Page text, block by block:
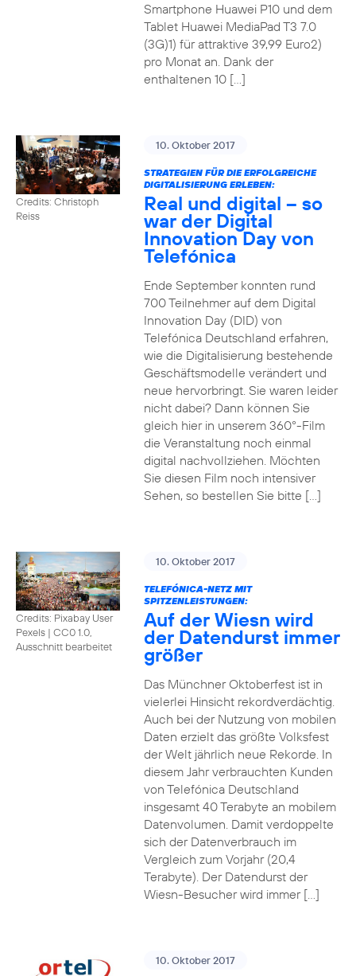
Smartphone Huawei P10 und dem
Tablet Huawei MediaPad T3 7.0
(3G)1) für attraktive 39,99 Euro2)
pro Monat an. Dank der
enthaltenen 10 […]
Credits: Christoph
Reiss
10. Oktober 2017
STRATEGIEN FÜR DIE ERFOLGREICHE
DIGITALISIERUNG ERLEBEN:
Real und digital – so
war der Digital
Innovation Day von
Telefónica
Ende September konnten rund
700 Teilnehmer auf dem Digital
Innovation Day (DID) von
Telefónica Deutschland erfahren,
wie die Digitalisierung bestehende
Geschäftsmodelle verändert und
neue hervorbringt. Sie waren leider
nicht dabei? Dann können Sie
gleich hier in unserem 360°-Film
die Veranstaltung noch einmal
digital nachvollziehen. Möchten
Sie diesen Film noch intensiver
Sehen, so bestellen Sie bitte […]
Credits: Pixabay User
Pexels | CC0 1.0,
Ausschnitt bearbeitet
10. Oktober 2017
TELEFÓNICA-NETZ MIT
SPITZENLEISTUNGEN:
Auf der Wiesn wird
der Datendurst immer
größer
Das Münchner Oktoberfest ist in
vielerlei Hinsicht rekordverdächtig.
Auch bei der Nutzung von mobilen
Daten erzielt das größte Volksfest
der Welt jährlich neue Rekorde. In
diesem Jahr verbrauchten Kunden
von Telefónica Deutschland
insgesamt 40 Terabyte an mobilem
Datenvolumen. Damit verdoppelte
sich der Datenverbrauch im
Vergleich zum Vorjahr (20,4
Terabyte). Der Datendurst der
Wiesn-Besucher wird immer […]
10. Oktober 2017